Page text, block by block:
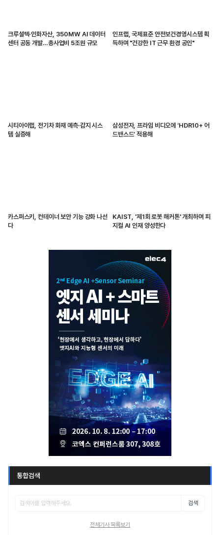
크루셜텍·인화자산, 350MW AI 데이터
센터 공동 개발…총사업비 5조원 규모
인프랩, 국제표준 안전보건경영시스템 획
득하며 "건강한 IT 근무 환경 공인"
시티아이랩, 전기차 화재 예측·감지 시스
템 실증해
삼성전자, 프라임 비디오에 ‘HDR10+ 어
드밴스드’ 적용해
카스퍼스키, 컨테이너 보안 기능 강화 나선
다
KAIST, '제1회 로봇 해커톤' 개최하며 피
지컬 AI 인재 양성한다
통합검색
검색
전체기사 목록보기